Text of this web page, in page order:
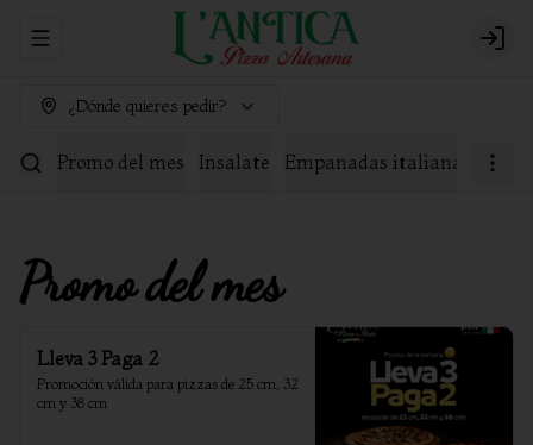
Abrir menu de navegación Login
¿Dónde quieres pedir?
Promo del mes Insalate Empanadas italianas
Promo del mes
Lleva 3 Paga 2
Promoción válida para pizzas de 25 cm, 32
cm y 38 cm